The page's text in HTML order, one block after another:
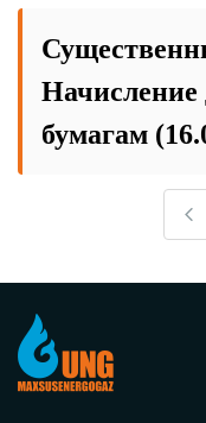
Начисление
бумагам